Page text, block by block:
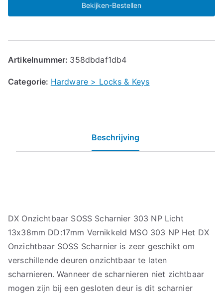
Bekijken-Bestellen
Artikelnummer: 358dbdaf1db4
Categorie: Hardware > Locks & Keys
Beschrijving
DX Onzichtbaar SOSS Scharnier 303 NP Licht
13x38mm DD:17mm Vernikkeld MSO 303 NP Het DX
Onzichtbaar SOSS Scharnier is zeer geschikt om
verschillende deuren onzichtbaar te laten
scharnieren. Wanneer de scharnieren niet zichtbaar
mogen zijn bij een gesloten deur is dit scharnier